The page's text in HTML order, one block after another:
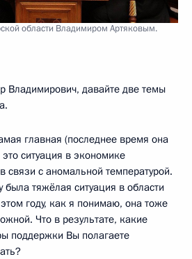
области Владимиром Артяковым.
Владимирович, давайте две темы
главная (последнее время она
ситуация в экономике
связи с аномальной температурой.
тяжёлая ситуация в области
году, как я понимаю, она тоже
Что в результате, какие
поддержки Вы полагаете